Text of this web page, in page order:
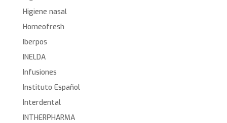
Higiene nasal
Homeofresh
Iberpos
INELDA
Infusiones
Instituto Español
Interdental
INTHERPHARMA